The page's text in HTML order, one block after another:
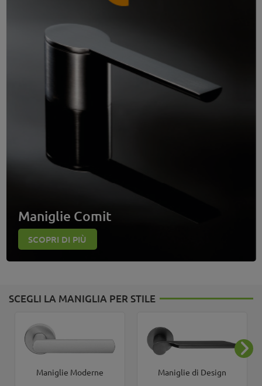
Maniglie Comit
SCOPRI DI PIÙ
SCEGLI LA MANIGLIA PER STILE
Maniglie Moderne Maniglie di Design